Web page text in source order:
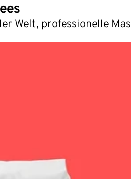
Welt, professionelle